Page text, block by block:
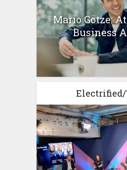
Mario Götze:
Business